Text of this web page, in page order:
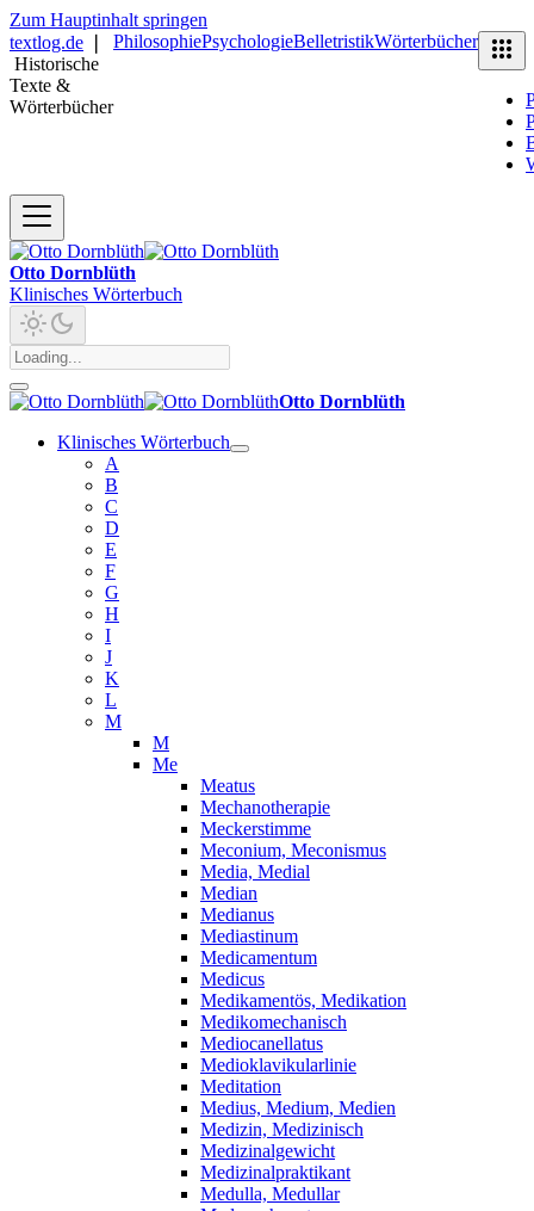
Zum Hauptinhalt springen
textlog.de
Historische
Texte &
Wörterbücher
PhilosophiePsychologieBelletristikWörterbücher
Otto Dornblüth
Klinisches Wörterbuch
Otto Dornblüth
Klinisches Wörterbuch
A
B
C
D
E
F
G
H
I
J
K
L
M
M
Me
Meatus
Mechanotherapie
Meckerstimme
Meconium, Meconismus
Media, Medial
Median
Medianus
Mediastinum
Medicamentum
Medicus
Medikamentös, Medikation
Medikomechanisch
Mediocanellatus
Medioklavikularlinie
Meditation
Medius, Medium, Medien
Medizin, Medizinisch
Medizinalgewicht
Medizinalpraktikant
Medulla, Medullar